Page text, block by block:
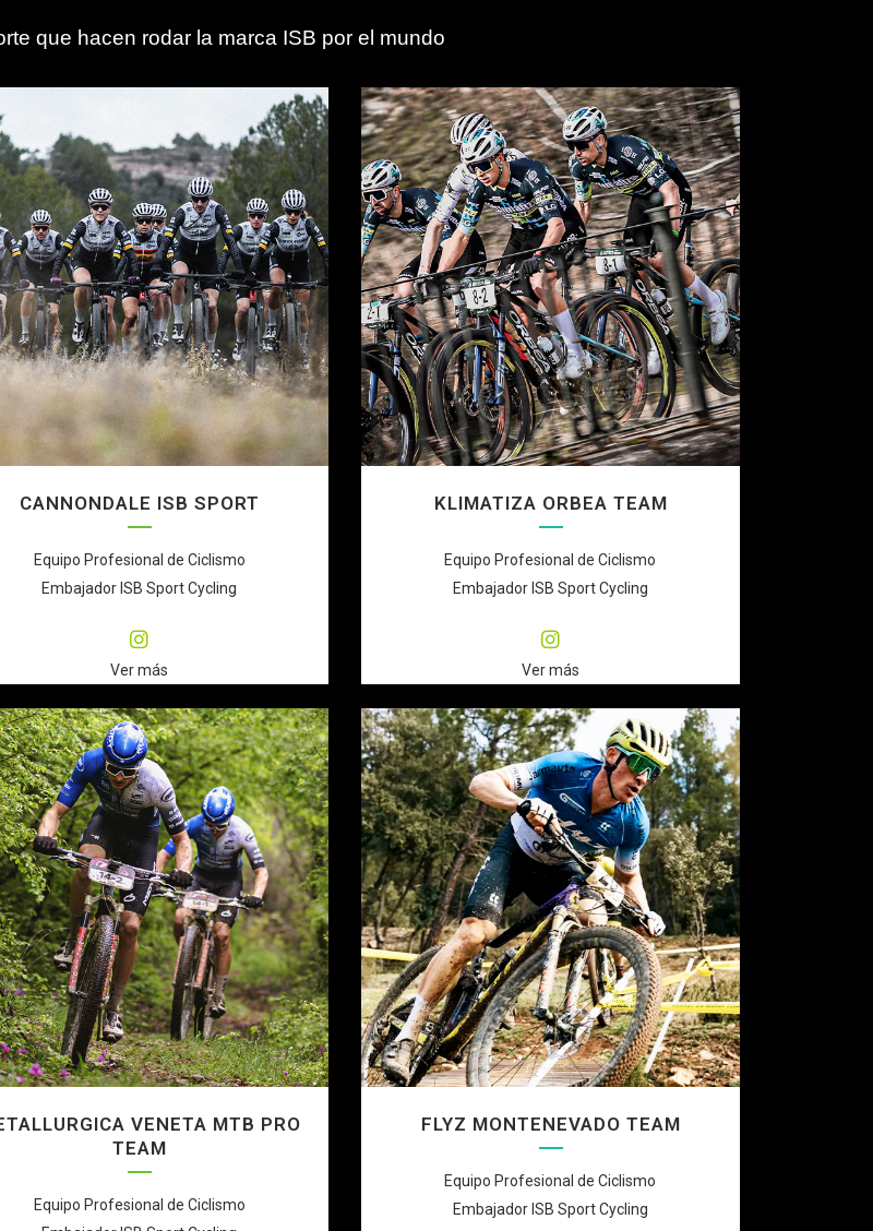
que hacen rodar la marca ISB por el mundo
CANNONDALE ISB SPORT
Equipo Profesional de Ciclismo
Embajador ISB Sport Cycling
Ver más
KLIMATIZA ORBEA TEAM
Equipo Profesional de Ciclismo
Embajador ISB Sport Cycling
Ver más
VENETA MTB PRO
TEAM
Equipo Profesional de Ciclismo
FLYZ MONTENEVADO TEAM
Equipo Profesional de Ciclismo
Embajador ISB Sport Cycling